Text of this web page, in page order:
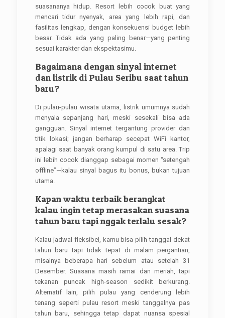
suasananya hidup. Resort lebih cocok buat yang
mencari tidur nyenyak, area yang lebih rapi, dan
fasilitas lengkap, dengan konsekuensi budget lebih
besar. Tidak ada yang paling benar—yang penting
sesuai karakter dan ekspektasimu.
Bagaimana dengan sinyal internet
dan listrik di Pulau Seribu saat tahun
baru?
Di pulau-pulau wisata utama, listrik umumnya sudah
menyala sepanjang hari, meski sesekali bisa ada
gangguan. Sinyal internet tergantung provider dan
titik lokasi; jangan berharap secepat WiFi kantor,
apalagi saat banyak orang kumpul di satu area. Trip
ini lebih cocok dianggap sebagai momen “setengah
offline”—kalau sinyal bagus itu bonus, bukan tujuan
utama.
Kapan waktu terbaik berangkat
kalau ingin tetap merasakan suasana
tahun baru tapi nggak terlalu sesak?
Kalau jadwal fleksibel, kamu bisa pilih tanggal dekat
tahun baru tapi tidak tepat di malam pergantian,
misalnya beberapa hari sebelum atau setelah 31
Desember. Suasana masih ramai dan meriah, tapi
tekanan puncak high-season sedikit berkurang.
Alternatif lain, pilih pulau yang cenderung lebih
tenang seperti pulau resort meski tanggalnya pas
tahun baru, sehingga tetap dapat nuansa spesial